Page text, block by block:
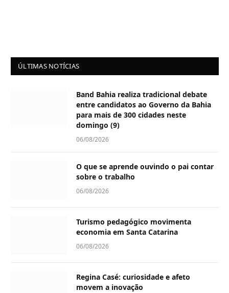
ÚLTIMAS NOTÍCIAS
Band Bahia realiza tradicional debate
entre candidatos ao Governo da Bahia
para mais de 300 cidades neste
domingo (9)
06/08/2026
O que se aprende ouvindo o pai contar
sobre o trabalho
06/08/2026
Turismo pedagógico movimenta
economia em Santa Catarina
06/08/2026
Regina Casé: curiosidade e afeto
movem a inovação